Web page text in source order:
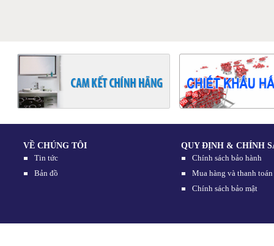
VỀ CHÚNG TÔI
Tin tức
Bản đồ
QUY ĐỊNH & CHÍNH
Chính sách bảo hành
Mua hàng và thanh toán
Chính sách bảo mật